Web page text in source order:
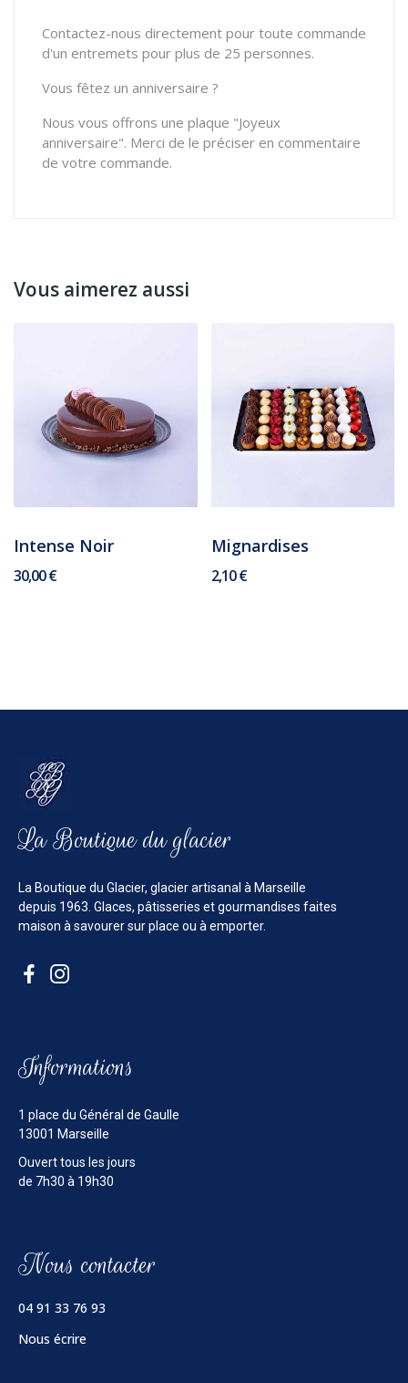
Contactez-nous directement pour toute commande
d'un entremets pour plus de 25 personnes.
Vous fêtez un anniversaire ?
Nous vous offrons une plaque "Joyeux
anniversaire". Merci de le préciser en commentaire
de votre commande.
Vous aimerez aussi
Intense Noir
30,00 €
Mignardises
2,10 €
La Boutique du glacier
La Boutique du Glacier, glacier artisanal à Marseille
depuis 1963. Glaces, pâtisseries et gourmandises faites
maison à savourer sur place ou à emporter.
Informations
1 place du Général de Gaulle
13001 Marseille
Ouvert tous les jours
de 7h30 à 19h30
Nous contacter
04 91 33 76 93
Nous écrire